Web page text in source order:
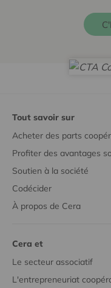
Tout savoir sur
Acheter des parts
Profiter des avantages
Soutien à la société
Codécider
À propos de Cera
Cera et
Le secteur associatif
L'entrepreneuriat